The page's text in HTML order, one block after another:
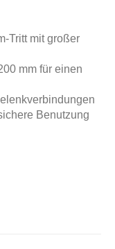
Tritt mit großer
mm für einen
Benutzung